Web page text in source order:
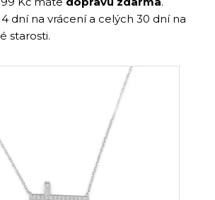
dní na vrácení a celých 30 dní na
starosti.